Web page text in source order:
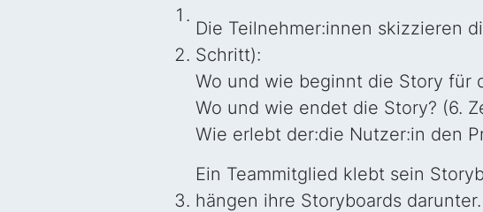
Die Teilnehmer:innen skizzieren
Schritt):
Wo und wie beginnt die Story für
Wo und wie endet die Story? (6.
Wie erlebt der:die Nutzer:in den
Ein Teammitglied klebt sein
hängen ihre Storyboards